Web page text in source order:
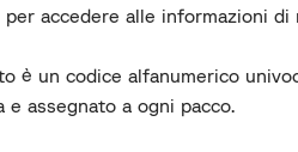
accedere alle informazioni di
è un codice alfanumerico
e assegnato a ogni pacco.